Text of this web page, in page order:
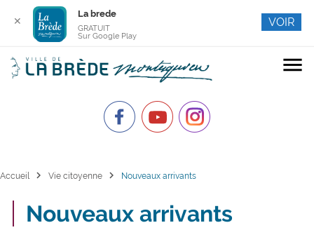
menu
Accueil chevron_right Vie citoyenne chevron_right Nouveaux arrivants
Nouveaux arrivants
✕
La brede
GRATUIT
Sur Google Play
VOIR